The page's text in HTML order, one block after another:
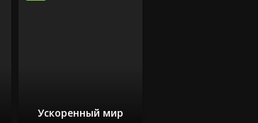
Ускоренный мир